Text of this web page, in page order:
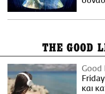
THE GOOD
Good
και